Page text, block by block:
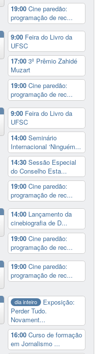
19:00Cine paredão:
programação de rec...
9:00 Feira do Livro da
UFSC
17:003º Prêmio Zahidé
Muzart
19:00Cine paredão:
programação de rec...
9:00 Feira do Livro da
UFSC
14:00Seminário
Internacional ‘Ninguém...
14:30Sessão Especial
do Conselho Esta...
19:00Cine paredão:
programação de rec...
14:00 Lançamento da
cinebiografia de D...
19:00Cine paredão:
programação de rec...
19:00Cine paredão:
programação de rec...
dia inteiro
Exposição:
Perder Tudo.
Novament...
16:00Curso de formação
em Jornalismo ...